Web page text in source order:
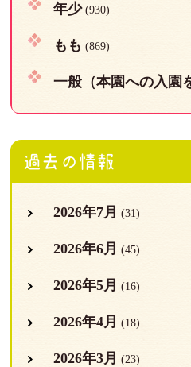
年少(930)
もも (869)
一般（本園への入園
過去の情報
2026年7月 (31)
2026年6月 (45)
2026年5月 (16)
2026年4月 (18)
2026年3月 (23)